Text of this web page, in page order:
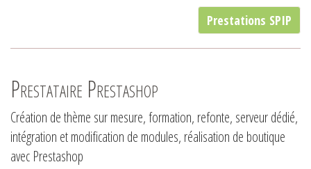
Prestations SPIP
Prestataire Prestashop
Création de thème sur mesure, formation, refonte, serveur dédié,
intégration et modification de modules, réalisation de boutique
avec Prestashop